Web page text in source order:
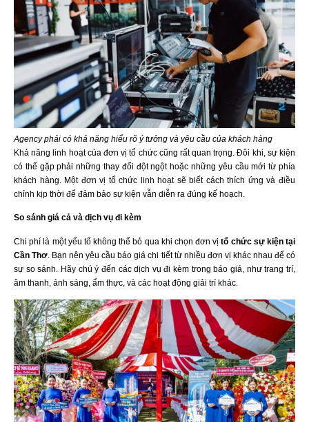
Agency phải có khả năng hiểu rõ ý tưởng và yêu cầu của khách hàng
Khả năng linh hoạt của đơn vị tổ chức cũng rất quan trọng. Đôi khi, sự kiện
có thể gặp phải những thay đổi đột ngột hoặc những yêu cầu mới từ phía
khách hàng. Một đơn vị tổ chức linh hoạt sẽ biết cách thích ứng và điều
chỉnh kịp thời để đảm bảo sự kiện vẫn diễn ra đúng kế hoạch.
So sánh giá cả và dịch vụ đi kèm
Chi phí là một yếu tố không thể bỏ qua khi chọn đơn vịtổ chức sự kiện tại
Cần Thơ . Bạn nên yêu cầu báo giá chi tiết từ nhiều đơn vị khác nhau để có
sự so sánh. Hãy chú ý đến các dịch vụ đi kèm trong báo giá, như trang trí,
âm thanh, ánh sáng, ẩm thực, và các hoạt động giải trí khác.